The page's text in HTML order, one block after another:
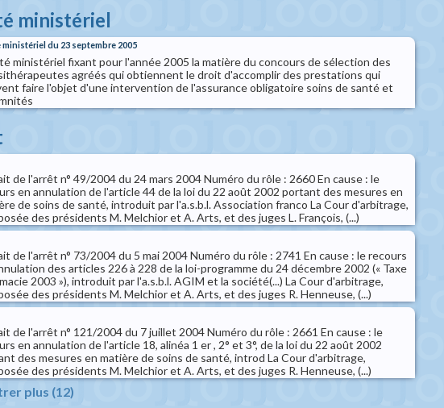
ministériel
ministériel du 23 septembre 2005
ministériel fixant pour l'année 2005 la matière du concours de sélection des
agréés qui obtiennent le droit d'accomplir des prestations qui
faire l'objet d'une intervention de l'assurance obligatoire soins de santé et
de l'arrêt n° 49/2004 du 24 mars 2004 Numéro du rôle : 2660 En cause : le
en annulation de l'article 44 de la loi du 22 août 2002 portant des mesures en
de soins de santé, introduit par l'a.s.b.l. Association franco La Cour d'arbitrage,
des présidents M. Melchior et A. Arts, et des juges L. François, (...)
de l'arrêt n° 73/2004 du 5 mai 2004 Numéro du rôle : 2741 En cause : le recours
des articles 226 à 228 de la loi-programme du 24 décembre 2002 (« Taxe
2003 »), introduit par l'a.s.b.l. AGIM et la société(...) La Cour d'arbitrage,
des présidents M. Melchior et A. Arts, et des juges R. Henneuse, (...)
de l'arrêt n° 121/2004 du 7 juillet 2004 Numéro du rôle : 2661 En cause : le
en annulation de l'article 18, alinéa 1 er , 2° et 3°, de la loi du 22 août 2002
des mesures en matière de soins de santé, introd La Cour d'arbitrage,
des présidents M. Melchior et A. Arts, et des juges R. Henneuse, (...)
plus (12)